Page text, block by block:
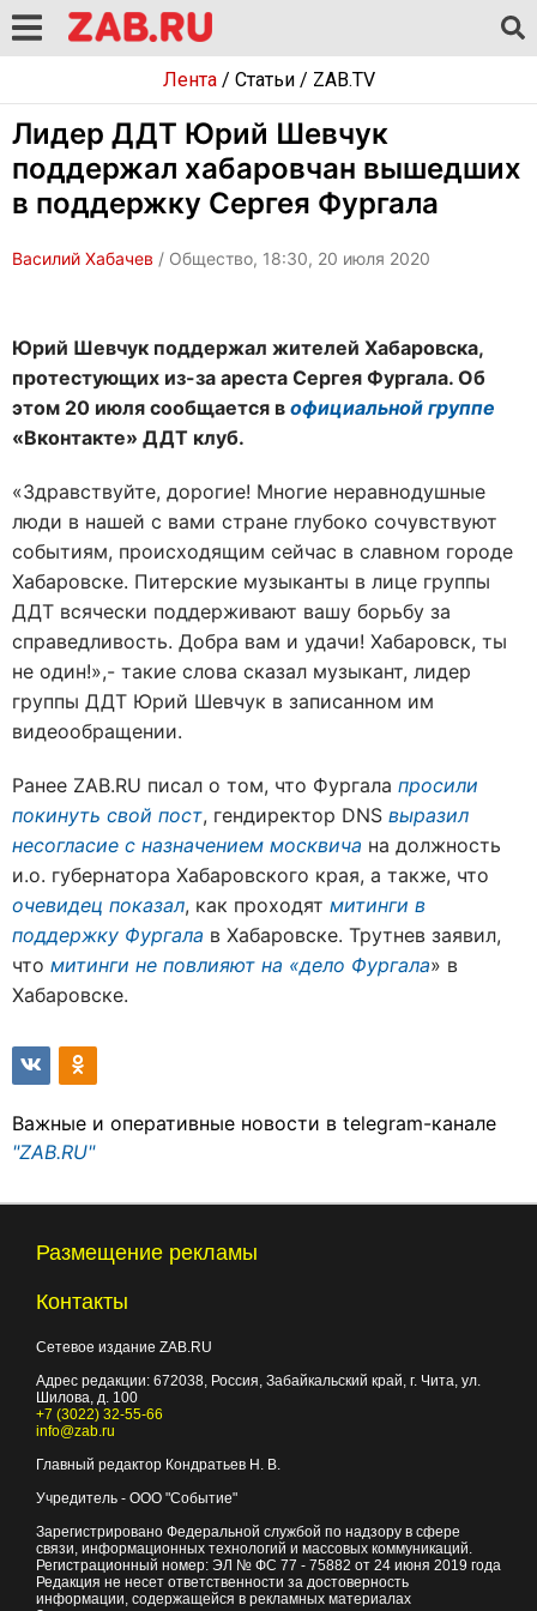
Лента/ Статьи/ ZAB.TV
Лидер ДДТ Юрий Шевчук
поддержал хабаровчан вышедших
в поддержку Сергея Фургала
Василий Хабачев / Общество, 18:30, 20 июля 2020
Юрий Шевчук поддержал жителей Хабаровска,
протестующих из-за ареста Сергея Фургала. Об
этом 20 июля сообщается в официальной группе
«Вконтакте» ДДТ клуб.
«Здравствуйте, дорогие! Многие неравнодушные
люди в нашей с вами стране глубоко сочувствуют
событиям, происходящим сейчас в славном городе
Хабаровске. Питерские музыканты в лице группы
ДДТ всячески поддерживают вашу борьбу за
справедливость. Добра вам и удачи! Хабаровск, ты
не один!»,- такие слова сказал музыкант, лидер
группы ДДТ Юрий Шевчук в записанном им
видеообращении.
Ранее ZAB.RU писал о том, что Фургала просили
покинуть свой пост, гендиректор DNS выразил
несогласие с назначением москвича на должность
и.о. губернатора Хабаровского края, а также, что
очевидец показал, как проходят митинги в
поддержку Фургала в Хабаровске. Трутнев заявил,
что митинги не повлияют на «дело Фургала» в
Хабаровске.
Важные и оперативные новости в telegram-канале
"ZAB.RU"
Размещение рекламы
Контакты
Сетевое издание ZAB.RU
Адрес редакции: 672038, Россия, Забайкальский край, г. Чита, ул.
Шилова, д. 100
+7 (3022) 32-55-66
info@zab.ru
Главный редактор Кондратьев Н. В.
Учредитель - ООО "Событие"
Зарегистрировано Федеральной службой по надзору в сфере
связи, информационных технологий и массовых коммуникаций.
Регистрационный номер: ЭЛ № ФС 77 - 75882 от 24 июня 2019 года
Редакция не несет ответственности за достоверность
информации, содержащейся в рекламных материалах